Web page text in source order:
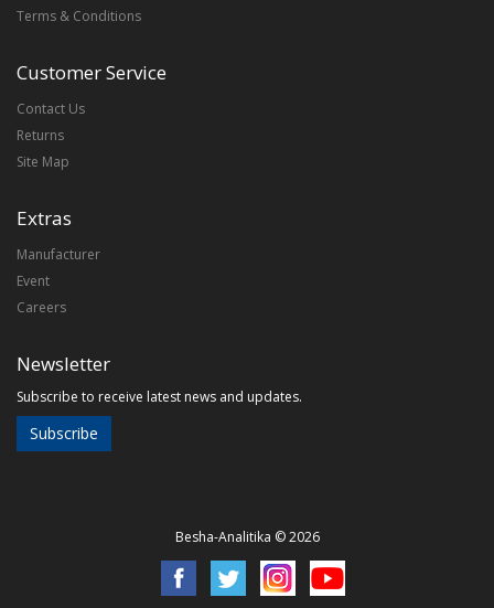
Terms & Conditions
Customer Service
Contact Us
Returns
Site Map
Extras
Manufacturer
Event
Careers
Newsletter
Subscribe to receive latest news and updates.
Subscribe
Besha-Analitika © 2026